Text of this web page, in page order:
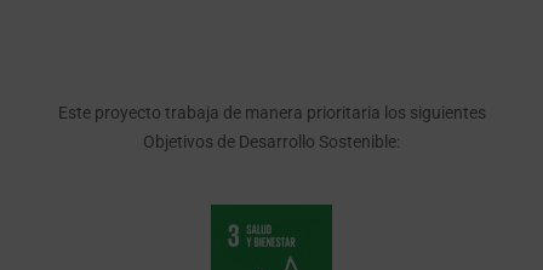
Este proyecto trabaja de manera prioritaria los siguientes
Objetivos de Desarrollo Sostenible: